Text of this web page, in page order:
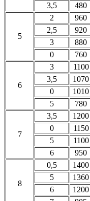
3,5
480
5
2 960
2,5
920
3
880
0
760
6
3 1100
3,5
1070
0
1010
5
780
7
3,5 1200
0
1150
5
1100
6
950
8
0,5 1400
5
1360
6
1200